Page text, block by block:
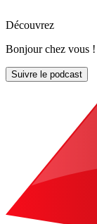
Découvrez
Bonjour chez vous !
Suivre le podcast